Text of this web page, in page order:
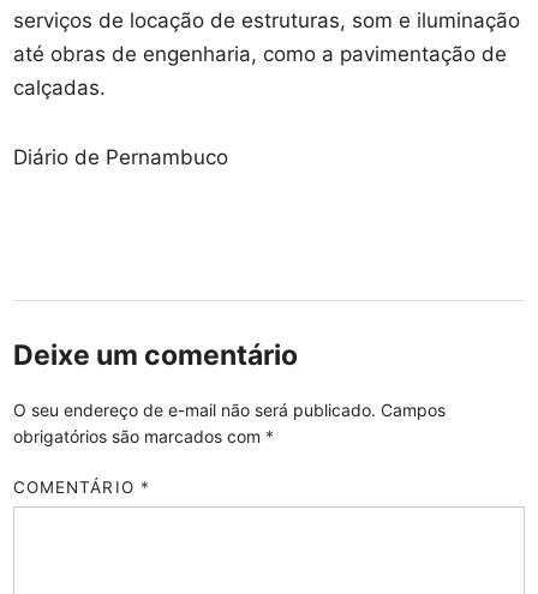
serviços de locação de estruturas, som e iluminação
até obras de engenharia, como a pavimentação de
calçadas.
Diário de Pernambuco
Deixe um comentário
O seu endereço de e-mail não será publicado. Campos
obrigatórios são marcados com *
COMENTÁRIO *